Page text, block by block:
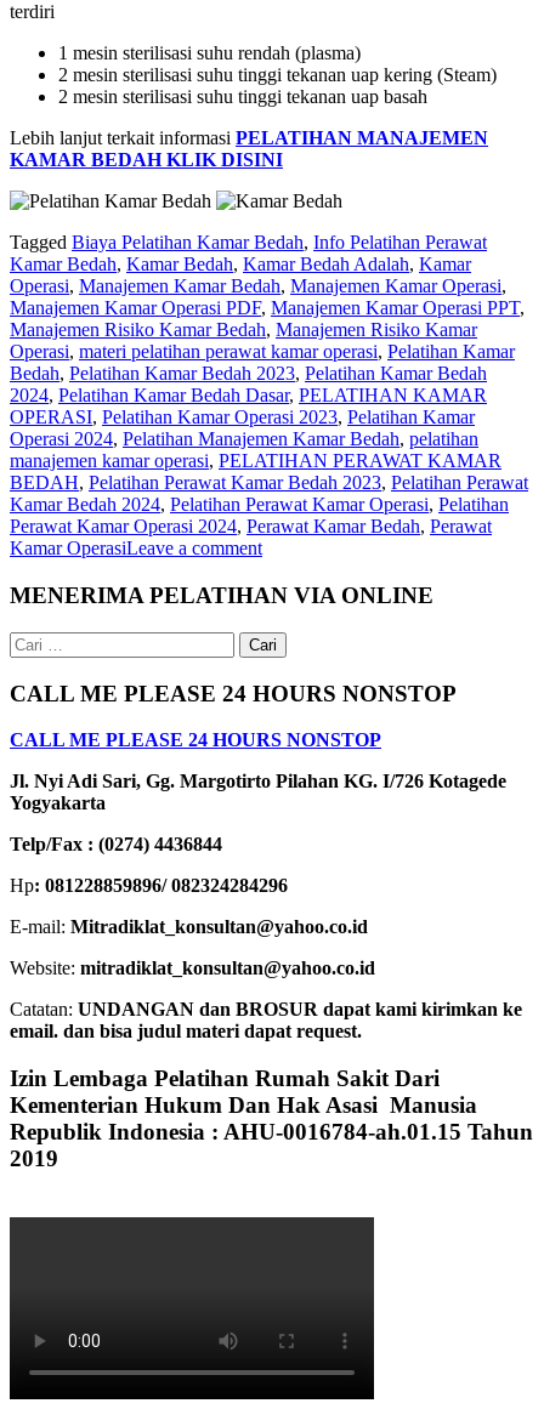
terdiri
1 mesin sterilisasi suhu rendah (plasma)
2 mesin sterilisasi suhu tinggi tekanan uap kering (Steam)
2 mesin sterilisasi suhu tinggi tekanan uap basah
Lebih lanjut terkait informasi PELATIHAN MANAJEMEN
KAMAR BEDAH KLIK DISINI
Tagged Biaya Pelatihan Kamar Bedah, Info Pelatihan Perawat
Kamar Bedah, Kamar Bedah, Kamar Bedah Adalah, Kamar
Operasi, Manajemen Kamar Bedah, Manajemen Kamar Operasi,
Manajemen Kamar Operasi PDF, Manajemen Kamar Operasi PPT,
Manajemen Risiko Kamar Bedah, Manajemen Risiko Kamar
Operasi, materi pelatihan perawat kamar operasi, Pelatihan Kamar
Bedah, Pelatihan Kamar Bedah 2023, Pelatihan Kamar Bedah
2024, Pelatihan Kamar Bedah Dasar, PELATIHAN KAMAR
OPERASI, Pelatihan Kamar Operasi 2023, Pelatihan Kamar
Operasi 2024, Pelatihan Manajemen Kamar Bedah, pelatihan
manajemen kamar operasi, PELATIHAN PERAWAT KAMAR
BEDAH, Pelatihan Perawat Kamar Bedah 2023, Pelatihan Perawat
Kamar Bedah 2024, Pelatihan Perawat Kamar Operasi, Pelatihan
Perawat Kamar Operasi 2024, Perawat Kamar Bedah, Perawat
Kamar OperasiLeave a comment
MENERIMA PELATIHAN VIA ONLINE
Cari
untuk:
CALL ME PLEASE 24 HOURS NONSTOP
CALL ME PLEASE 24 HOURS NONSTOP
Jl. Nyi Adi Sari, Gg. Margotirto Pilahan KG. I/726 Kotagede
Yogyakarta
Telp/Fax : (0274) 4436844
Hp: 081228859896/ 082324284296
E-mail: Mitradiklat_konsultan@yahoo.co.id
Website: mitradiklat_konsultan@yahoo.co.id
Catatan: UNDANGAN dan BROSUR dapat kami kirimkan ke
email. dan bisa judul materi dapat request.
Izin Lembaga Pelatihan Rumah Sakit Dari
Kementerian Hukum Dan Hak Asasi Manusia
Republik Indonesia : AHU-0016784-ah.01.15 Tahun
2019